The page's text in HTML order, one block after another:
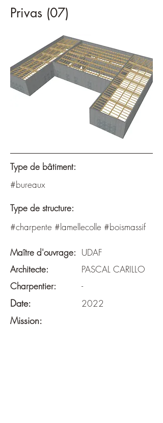
Privas (07)
Type de bâtiment:
#bureaux
Type de structure:
#charpente #lamellecolle #boismassif
Maître d'ouvrage: UDAF
Architecte:
PASCAL CARILLO
Charpentier:
-
Date: 2022
Mission: